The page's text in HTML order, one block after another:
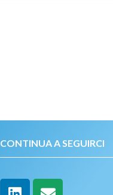
CONTINUA A SEGUIRCI